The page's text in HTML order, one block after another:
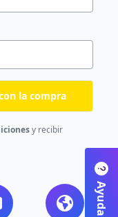
Ayuda
la compra
y recibir